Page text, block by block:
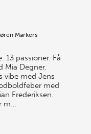
Markers
13 passioner. Få
Mia Degner.
vibe med Jens
med
Frederiksen.
m…